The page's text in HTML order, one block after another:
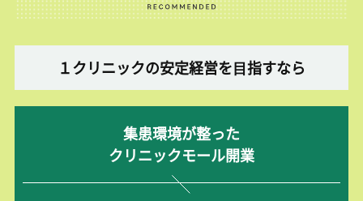
１クリニックの安定経営を⽬指すなら
集患環境が整った
クリニックモール開業